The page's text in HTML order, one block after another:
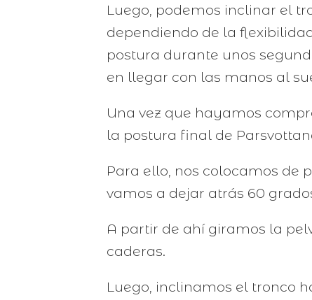
Luego, podemos inclinar el
dependiendo de la
postura durante unos
en llegar con las manos al
Una vez que hayamos
la postura final de
Para ello, nos colocamos de
vamos a dejar atrás 60
A partir de ahí giramos la
caderas.
Luego, inclinamos el tronco